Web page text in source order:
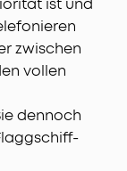
ist und
zwischen
vollen
dennoch